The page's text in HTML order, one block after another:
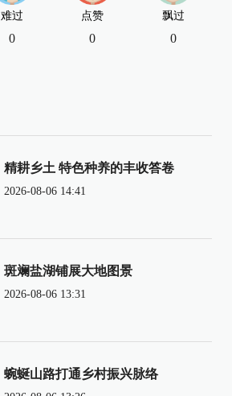
难过
0
点赞
0
飘过
0
精耕乡土 特色种养的丰收答卷
2026-08-06 14:41
斑斓盐湖铺展大地图景
2026-08-06 13:31
蜿蜒山路打通乡村振兴脉络